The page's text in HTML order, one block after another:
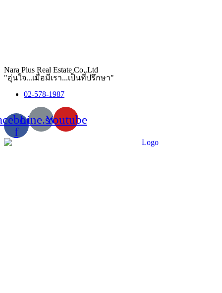
Nara Plus Real Estate Co,.Ltd
"อุ่นใจ...เมื่อมีเรา...เป็นที่ปรึกษา"
02-578-1987
f
Line.svgYoutube